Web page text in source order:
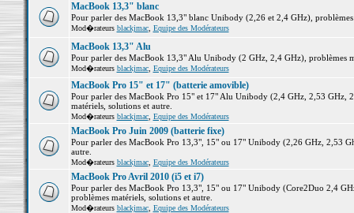
MacBook 13,3" blanc
Pour parler des MacBook 13,3" blanc Unibody (2,26 et 2,4 GHz),
Mod�rateurs blackjmac, Equipe des Modérateurs
MacBook 13,3" Alu
Pour parler des MacBook 13,3" Alu Unibody (2 GHz, 2,4 GHz), problèmes
Mod�rateurs blackjmac, Equipe des Modérateurs
MacBook Pro 15" et 17" (batterie amovible)
Pour parler des MacBook Pro 15" et 17" Alu Unibody (2,4 GHz, 2,53 GHz,
matériels, solutions et autre.
Mod�rateurs blackjmac, Equipe des Modérateurs
MacBook Pro Juin 2009 (batterie fixe)
Pour parler des MacBook Pro 13,3", 15" ou 17" Unibody (2,26 GHz, 2,53
autre.
Mod�rateurs blackjmac, Equipe des Modérateurs
MacBook Pro Avril 2010 (i5 et i7)
Pour parler des MacBook Pro 13,3", 15" ou 17" Unibody (Core2Duo 2,4
problèmes matériels, solutions et autre.
Mod�rateurs blackjmac, Equipe des Modérateurs